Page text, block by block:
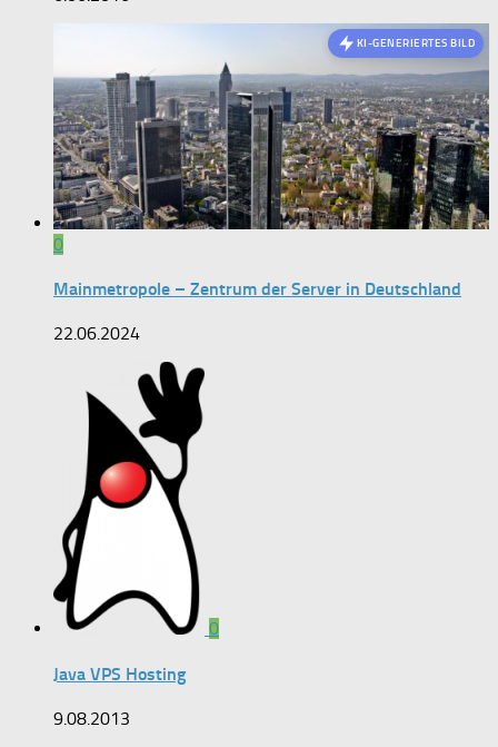
KI-GENERIERTES BILD
0
Mainmetropole – Zentrum der Server in Deutschland
22.06.2024
0
Java VPS Hosting
9.08.2013